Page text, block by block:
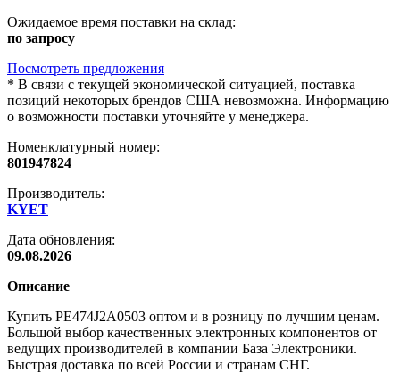
Ожидаемое время поставки на склад:
по запросу
Посмотреть предложения
* В связи с текущей экономической ситуацией, поставка
позиций некоторых брендов США невозможна. Информацию
о возможности поставки уточняйте у менеджера.
Номенклатурный номер:
801947824
Производитель:
KYET
Дата обновления:
09.08.2026
Описание
Купить PE474J2A0503 оптом и в розницу по лучшим ценам.
Большой выбор качественных электронных компонентов от
ведущих производителей в компании База Электроники.
Быстрая доставка по всей России и странам СНГ.